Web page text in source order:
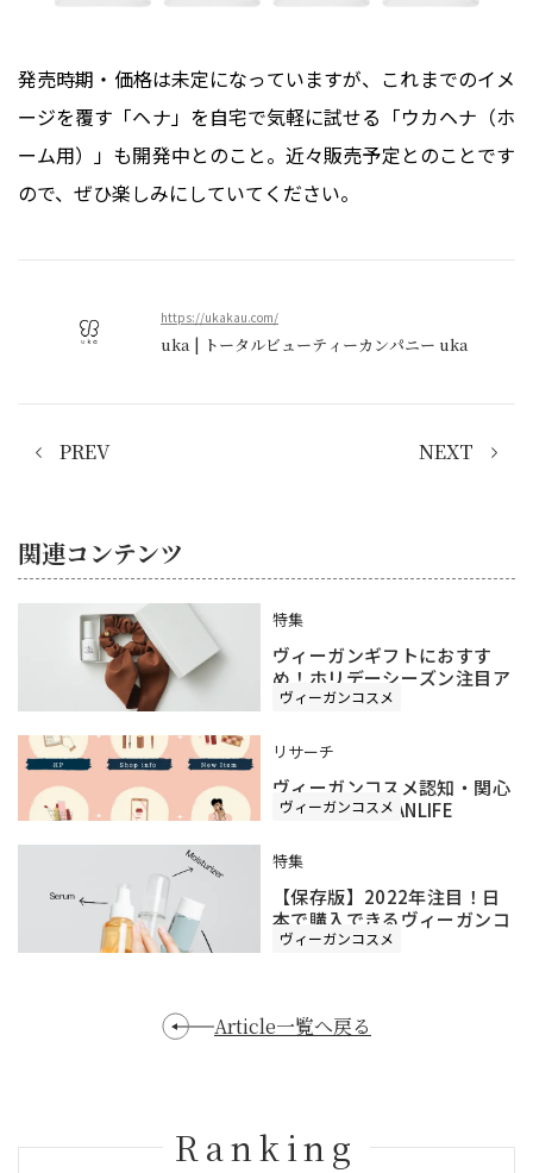
発売時期・価格は未定になっていますが、これまでのイメ
ージを覆す「ヘナ」を自宅で気軽に試せる「ウカヘナ（ホ
ーム用）」も開発中とのこと。近々販売予定とのことです
ので、ぜひ楽しみにしていてください。
https://ukakau.com/
uka | トータルビューティーカンパニー uka
PREV NEXT
関連コンテンツ
特集
ヴィーガンギフトにおすす
め！ホリデーシーズン注目ア
イテム
ヴィーガンコスメ
リサーチ
ヴィーガンコスメ認知・関心
度調査 by VEGANLIFE
ヴィーガンコスメ
特集
【保存版】2022年注目！日
本で購入できるヴィーガンコ
スメ
ヴィーガンコスメ
Ranking
Article一覧へ戻る